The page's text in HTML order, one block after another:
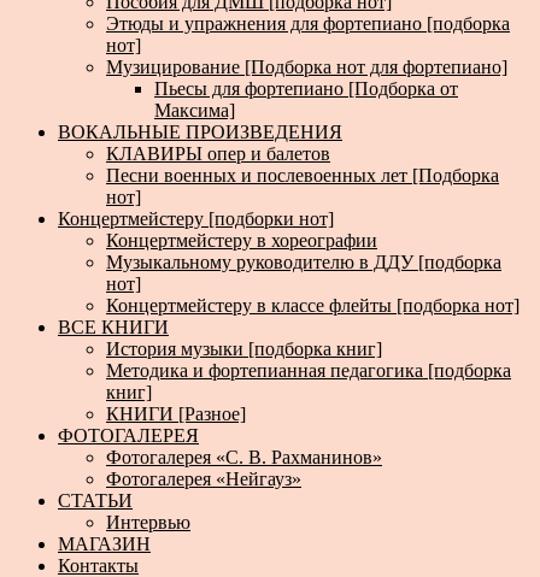
Этюды и упражнения для фортепиано [подборка
нот]
Музицирование [Подборка нот для фортепиано]
Пьесы для фортепиано [Подборка от
Максима]
ВОКАЛЬНЫЕ ПРОИЗВЕДЕНИЯ
КЛАВИРЫ опер и балетов
Песни военных и послевоенных лет [Подборка
нот]
Концертмейстеру [подборки нот]
Концертмейстеру в хореографии
Музыкальному руководителю в ДДУ [подборка
нот]
Концертмейстеру в классе флейты [подборка нот]
ВСЕ КНИГИ
История музыки [подборка книг]
Методика и фортепианная педагогика [подборка
книг]
КНИГИ [Разное]
ФОТОГАЛЕРЕЯ
Фотогалерея «С. В. Рахманинов»
Фотогалерея «Нейгауз»
СТАТЬИ
Интервью
МАГАЗИН
Контакты